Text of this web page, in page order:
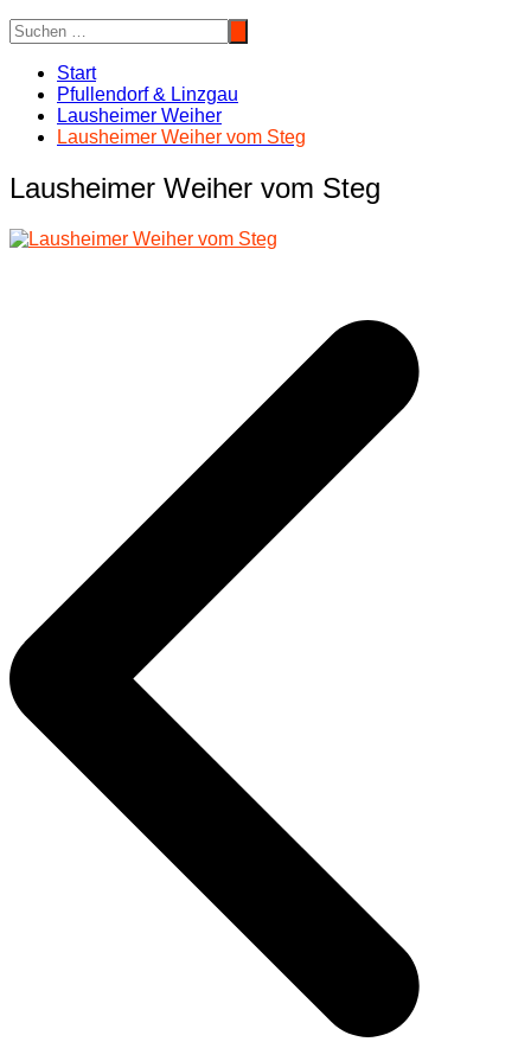
Start
Pfullendorf & Linzgau
Lausheimer Weiher
Lausheimer Weiher vom Steg
Lausheimer Weiher vom Steg